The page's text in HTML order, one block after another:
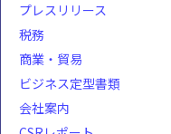
プレスリリース
税務
商業・貿易
ビジネス定型書類
会社案内